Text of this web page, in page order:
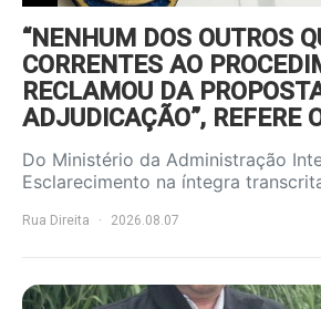
“NENHUM DOS OUTROS
CORRENTES AO
RECLAMOU DA
ADJUDICAÇÃO”, REFERE
Do Ministério da Administração
Esclarecimento na íntegra
Rua Direita 2026.08.07